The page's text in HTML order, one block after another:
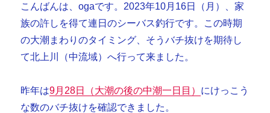
こんばんは、ogaです。2023年10月16日（月）、家
族の許しを得て連日のシーバス釣行です。この時期
の大潮まわりのタイミング、そうバチ抜けを期待し
て北上川（中流域）へ行って来ました。
昨年は9月28日（大潮の後の中潮一日目） にけっこう
な数のバチ抜けを確認できました。